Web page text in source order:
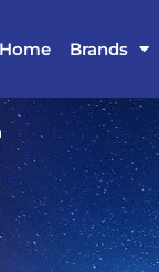
Home Brands